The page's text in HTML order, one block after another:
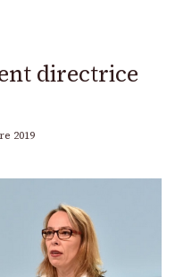
directrice
2019